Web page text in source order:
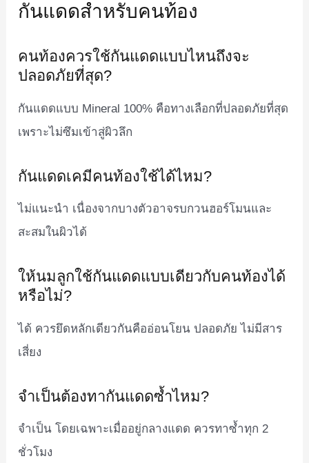
กันแดดสำหรับคนท้อง
คนท้องควรใช้กันแดดแบบไหนถึงจะ
ปลอดภัยที่สุด?
กันแดดแบบ Mineral 100% คือทางเลือกที่ปลอดภัยที่สุด
เพราะไม่ซึมเข้าสู่ผิวลึก
กันแดดเคมีคนท้องใช้ได้ไหม?
ไม่แนะนำ เนื่องจากบางตัวอาจรบกวนฮอร์โมนและ
สะสมในผิวได้
ให้นมลูกใช้กันแดดแบบเดียวกับคนท้องได้
หรือไม่?
ได้ ควรยึดหลักเดียวกันคืออ่อนโยน ปลอดภัย ไม่มีสาร
เสี่ยง
จำเป็นต้องทากันแดดซ้ำไหม?
จำเป็น โดยเฉพาะเมื่ออยู่กลางแดด ควรทาซ้ำทุก 2
ชั่วโมง